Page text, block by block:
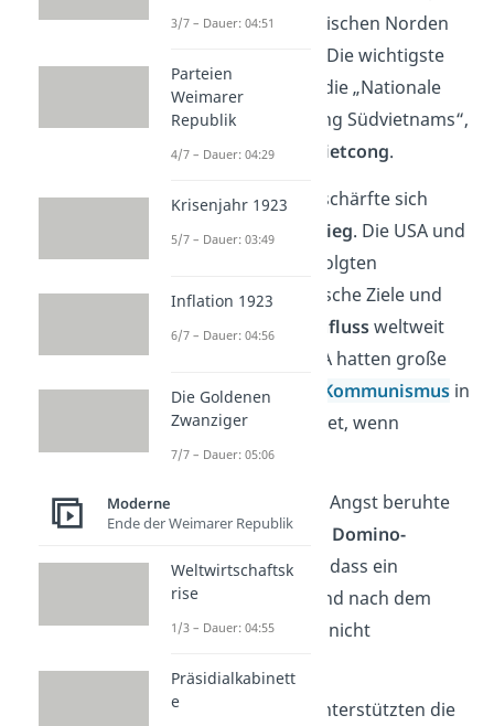
sich dem kommunistischen Norden
anschließen wollten. Die wichtigste
dieser Gruppen war die „Nationale
Front für die Befreiung Südvietnams“,
besser bekannt als
Vietcong.
Zur gleichen Zeit verschärfte sich
weltweit der Kalte Krieg. Die USA und
die Sowjetunion verfolgten
gegensätzliche politische Ziele und
versuchten, ihren
Einflussweltweit
auszuweiten. Die USA hatten große
Angst, dass sich der
Kommunismusin
Asien weiter ausbreitet, wenn
Südvietnam fällt.
Gut zu wissen:
Diese Angst beruhte
auf der sogenannten Domino-
Theorie. Sie besagte, dass ein
kommunistisches Land nach dem
anderen kippt, wenn nicht
Aus diesem Grund unterstützten die
3/7 – Dauer: 04:51
Parteien
Weimarer
Republik
4/7 – Dauer: 04:29
Krisenjahr 1923
5/7 – Dauer: 03:49
Inflation 1923
6/7 – Dauer: 04:56
Die Goldenen
Zwanziger
7/7 – Dauer: 05:06
Moderne
Ende der Weimarer Republik
Weltwirtschaftsk
rise
1/3 – Dauer: 04:55
Präsidialkabinett
e